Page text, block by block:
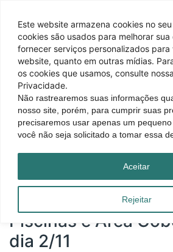
Este website armazena cookies no
cookies são usados ​​para melhorar
fornecer serviços personalizados
website, quanto em outras mídias.
os cookies que usamos, consulte
Privacidade.
Não rastrearemos suas informações
nosso site, porém, para cumprir suas
precisaremos usar apenas um
você não seja solicitado a tomar essa
Rejeitar
Aceitar
Página inicial|Blog|Piscinas e Área Coberta
Piscinas e Área
dia 2/11